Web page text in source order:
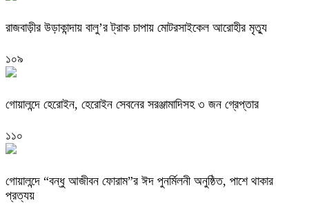
রাজবাড়ীর উড়াকান্দায় বালু’র ট্রাক চাপায় মোটরসাইকেল আরোহীর মৃত্যু
১০৯
গোয়ালন্দে হেরোইন, হেরোইন সেবনের সরঞ্জামাদিসহ ৩ জন গ্রেপ্তার
১১০
গোয়ালন্দে “বন্ধু আজীবন ফোরাম”র ঈদ পুনর্মিলনী অনুষ্ঠিত, পাশে থাকার
প্রত্যয়